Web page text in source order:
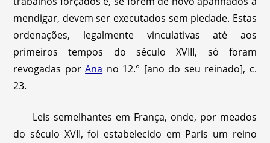
mendigar, devem ser executados sem piedade. Estas
ordenações, legalmente vinculativas até aos
primeiros tempos do século XVIII, só foram
revogadas porAna no 12.° [ano do seu reinado], c.
23.
Leis semelhantes em França, onde, por meados
do século XVII, foi estabelecido em Paris um reino